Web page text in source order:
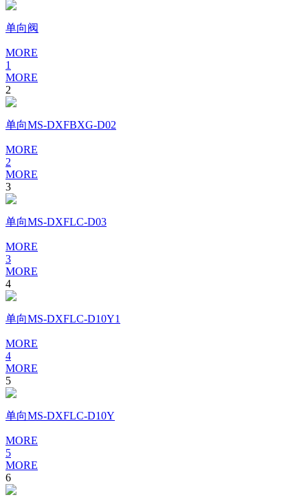
单向阀
MORE
1
MORE
2
单向MS-DXFBXG-D02
MORE
2
MORE
3
单向MS-DXFLC-D03
MORE
3
MORE
4
单向MS-DXFLC-D10Y1
MORE
4
MORE
5
单向MS-DXFLC-D10Y
MORE
5
MORE
6